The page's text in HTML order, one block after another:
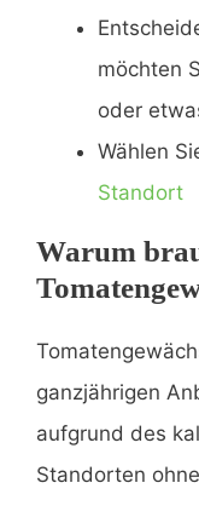
möchten
oder
Wählen
Standort
Warum
ganzjährigen
aufgrund des
Standorten